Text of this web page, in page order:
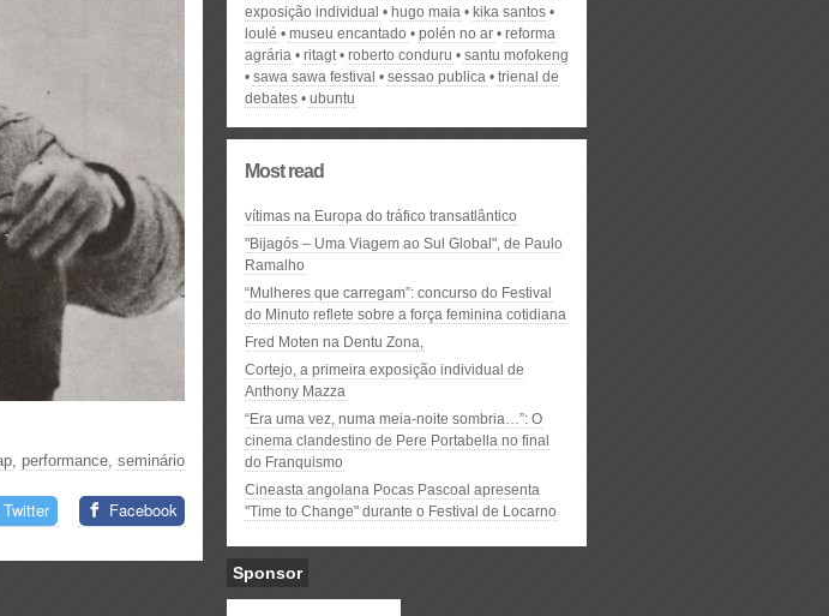
, performance, seminário
Twitter Facebook
exposição individual
hugo maia
kika santos
loulé
museu encantado polén no ar
reforma
agrária
ritagt roberto conduru
santu mofokeng
sawa sawa festival
sessao publica
trienal de
debates
ubuntu
Most read
vítimas na Europa do tráfico transatlântico
"Bijagós – Uma Viagem ao Sul Global", de Paulo
Ramalho
“Mulheres que carregam”: concurso do Festival
do Minuto reflete sobre a força feminina cotidiana
Fred Moten na Dentu Zona,
Cortejo, a primeira exposição individual de
Anthony Mazza
“Era uma vez, numa meia-noite sombria…”: O
cinema clandestino de Pere Portabella no final
do Franquismo
Cineasta angolana Pocas Pascoal apresenta
"Time to Change" durante o Festival de Locarno
Sponsor